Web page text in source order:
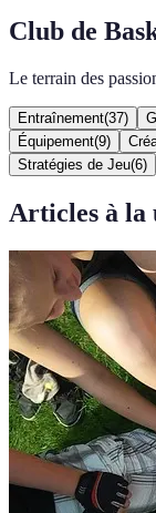
Club de
Le terrain des
Entraînement(37)
Équipement(9)
Stratégies de Jeu(6)
Articles à la